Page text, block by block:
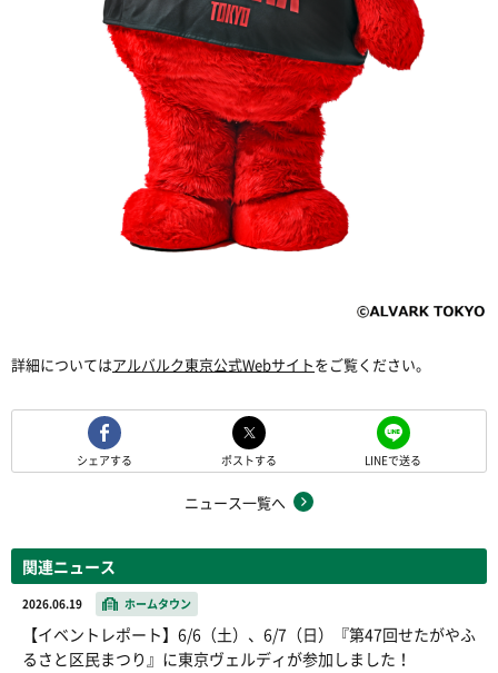
詳細についてはアルバルク東京公式Webサイトをご覧ください。
シェアする ポストする LINEで送る
ニュース一覧へ
関連ニュース
2026.06.19 ホームタウン
【イベントレポート】6/6（土）、6/7（日）『第47回せたがやふ
るさと区民まつり』に東京ヴェルディが参加しました！